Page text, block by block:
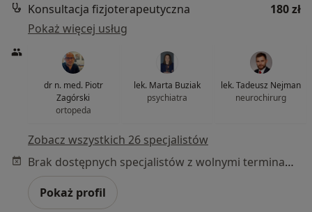
Konsultacja fizjoterapeutyczna
180 zł
Pokaż więcej usług
dr n. med. Piotr
Zagórski
ortopeda
lek. Marta Buziak
psychiatra
lek. Tadeusz Nejman
neurochirurg
Zobacz wszystkich 26 specjalistów
Brak dostępnych specjalistów z wolnymi terminami w tym centrum medycznym.
Pokaż profil